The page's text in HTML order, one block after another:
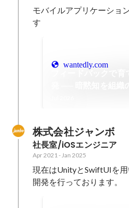
モバイルアプリケーショ
す
wantedly.com
株式会社ジャンボ
社長室/iOSエンジニア
Apr 2021 - Jan 2025
現在はUnityとSwiftUIを
開発を行っております。